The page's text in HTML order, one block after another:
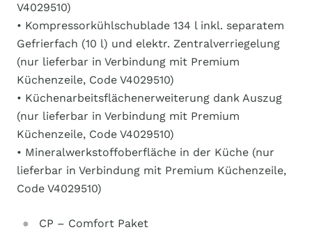
V4029510)
• Kompressorkühlschublade 134 l inkl. separatem
Gefrierfach (10 l) und elektr. Zentralverriegelung
(nur lieferbar in Verbindung mit Premium
Küchenzeile, Code V4029510)
• Küchenarbeitsflächenerweiterung dank Auszug
(nur lieferbar in Verbindung mit Premium
Küchenzeile, Code V4029510)
• Mineralwerkstoffoberfläche in der Küche (nur
lieferbar in Verbindung mit Premium Küchenzeile,
Code V4029510)
CP – Comfort Paket